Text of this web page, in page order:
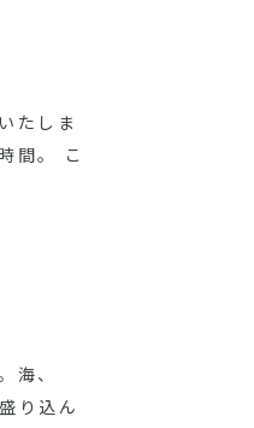
たしま
間。 こ
海、
り込ん